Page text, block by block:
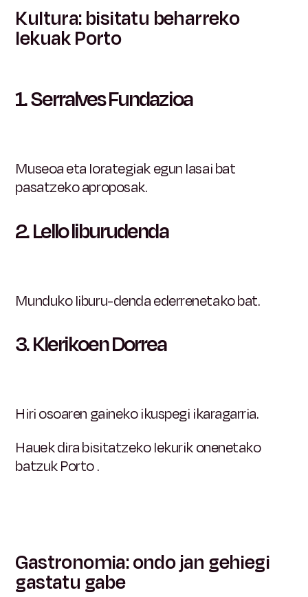
Kultura: bisitatu beharreko
lekuak Porto
1.Serralves Fundazioa
Museoa eta lorategiak egun lasai bat
pasatzeko aproposak.
2.Lello liburudenda
Munduko liburu-denda ederrenetako bat.
3.Klerikoen Dorrea
Hiri osoaren gaineko ikuspegi ikaragarria.
Hauek dira bisitatzeko lekurik onenetako
batzuk Porto .
Gastronomia: ondo jan gehiegi
gastatu gabe